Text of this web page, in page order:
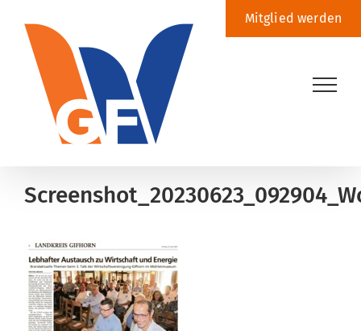
Inhalt
springen
Mitglied werden